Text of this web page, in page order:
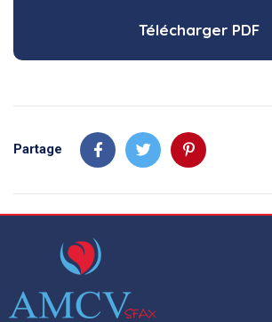
Télécharger PDF
Partage